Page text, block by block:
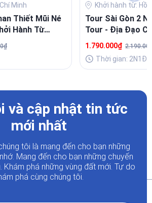
Minh
Thiết Mũi Né
Hành Từ
Khởi hành từ: Hồ
Tour Sài Gòn 2
Tour - Địa Đạo
Sinh Thái
1.790.000₫
Thời gian: 2N1Đ
và cập nhật tin tức
mới nhất
tôi là mang đến cho bạn những
Mang đến cho bạn những chuyến
Khám phá những vùng đất mới. Tự do
phá cùng chúng tôi.